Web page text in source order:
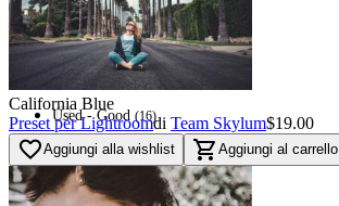
Red 16
Orange 0
Used - Excellent (7)
Used - Good (16)
Used - Fair
California Blue
Preset per Lightroomdi Team Skylum$19.00
favorite_borderAggiungi alla wishlist shopping_cart Aggiungi al carrello